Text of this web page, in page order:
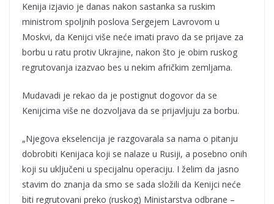
Kenija izjavio je danas nakon sastanka sa ruskim
ministrom spoljnih poslova Sergejem Lavrovom u
Moskvi, da Kenijci više neće imati pravo da se prijave za
borbu u ratu protiv Ukrajine, nakon što je obim ruskog
regrutovanja izazvao bes u nekim afričkim zemljama.
Mudavadi je rekao da je postignut dogovor da se
Kenijcima više ne dozvoljava da se prijavljuju za borbu.
„Njegova ekselencija je razgovarala sa nama o pitanju
dobrobiti Kenijaca koji se nalaze u Rusiji, a posebno onih
koji su uključeni u specijalnu operaciju. I želim da jasno
stavim do znanja da smo se sada složili da Kenijci neće
biti regrutovani preko (ruskog) Ministarstva odbrane –